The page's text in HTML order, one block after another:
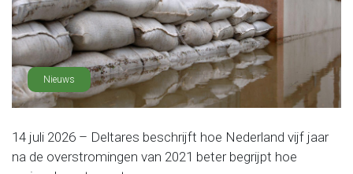
Nieuws
14 juli 2026 – Deltares beschrijft hoe Nederland vijf jaar
na de overstromingen van 2021 beter begrijpt hoe